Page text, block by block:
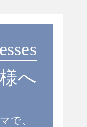
へ
で、